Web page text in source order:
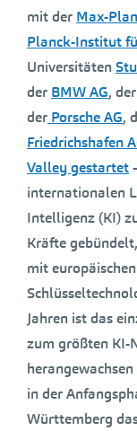
mit der Max-
Planck-Institut
Universitäten
der BMW AG, der
der Porsche AG,
Friedrichshafen
Valley gestartet
internationalen
Intelligenz (KI)
Kräfte
mit
Jahren ist das
zum größten KI-
in der
Württemberg